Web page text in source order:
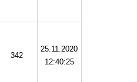
342
25.11.2020
12:40:25